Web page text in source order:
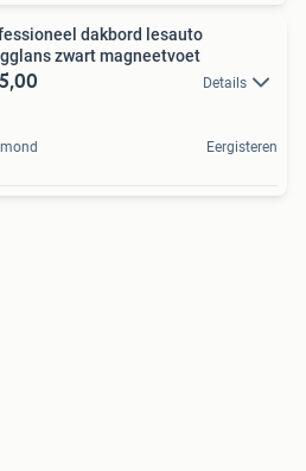
dakbord lesauto
zwart magneetvoet
Details
Eergisteren